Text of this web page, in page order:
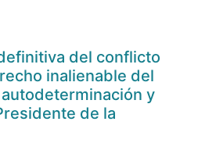
del conflicto
inalienable del
y
de la